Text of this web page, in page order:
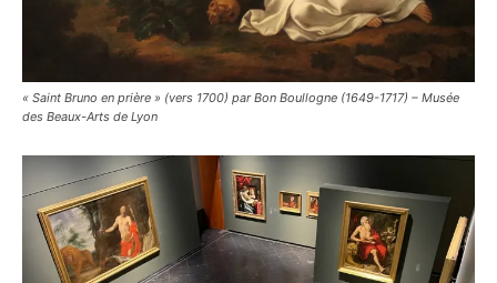
« Saint Bruno en prière » (vers 1700) par Bon Boullogne (1649-1717) – Musée
des Beaux-Arts de Lyon